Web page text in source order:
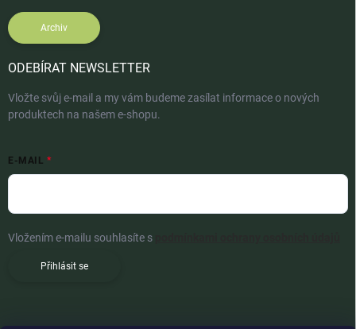
Archiv
ODEBÍRAT NEWSLETTER
Vložte svůj e-mail a my vám budeme zasílat informace o nových
produktech na našem e-shopu.
E-MAIL
Vložením e-mailu souhlasíte s
Přihlásit se